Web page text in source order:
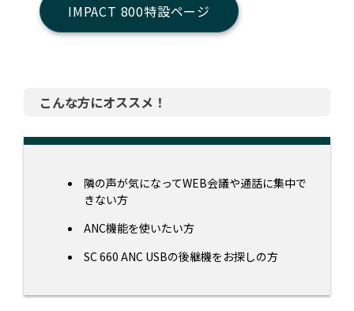
IMPACT 800特設ページ
こんな方にオススメ！
隣の声が気になってWEB会議や通話に集中で
きない方
ANC機能を使いたい方
SC 660 ANC USBの後継機をお探しの方